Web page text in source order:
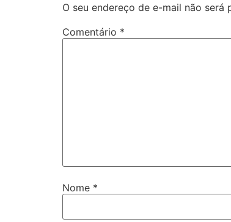
O seu endereço de e-mail não será
Comentário *
Nome *